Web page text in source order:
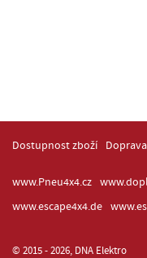
Dostupnost zboží Doprava
www.Pneu4x4.cz
www.escape4x4.de
© 2015 - 2026, DNA Elektro